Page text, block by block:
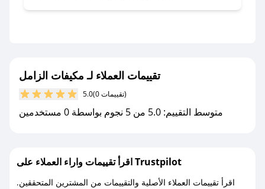
مع صحصح، تسوق بذكاء ووفّر على كل مشترياتك مع
تقييمات العملاء لـ مكيفات الزامل
5.0 (0 تقييمات)
متوسط التقييم: 5.0 من 5 نجوم بواسطة 0 مستخدمين
اقرأ تقييمات واراء العملاء على Trustpilot
اقرأ تقييمات العملاء الأصلية والتقييمات من المشترين المتحققين.